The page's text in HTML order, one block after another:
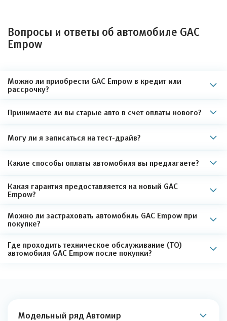
Вопросы и ответы об автомобиле GAC
Empow
Можно ли приобрести GAC Empow в кредит или
рассрочку?
Принимаете ли вы старые авто в счет оплаты нового?
Могу ли я записаться на тест-драйв?
Какие способы оплаты автомобиля вы предлагаете?
Какая гарантия предоставляется на новый GAC
Empow?
Можно ли застраховать автомобиль GAC Empow при
покупке?
Где проходить техническое обслуживание (ТО)
автомобиля GAC Empow после покупки?
Модельный ряд Автомир